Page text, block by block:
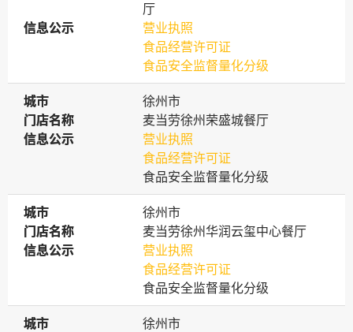
厅
信息公示
信息公示
营业执照
食品经营许可证
食品安全监督量化分级
城市
城市
徐州市
门店名称
门店名称
麦当劳徐州荣盛城餐厅
信息公示
信息公示
营业执照
食品经营许可证
食品安全监督量化分级
城市
城市
徐州市
门店名称
门店名称
麦当劳徐州华润云玺中心餐厅
信息公示
信息公示
营业执照
食品经营许可证
食品安全监督量化分级
城市
城市
徐州市